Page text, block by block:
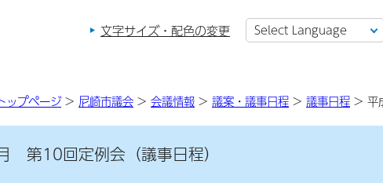
文字サイズ・配色の変更
ップページ> 尼崎市議会 > 会議情報 > 議案・議事日程 > 議事日程 > 平
第10回定例会（議事日程）